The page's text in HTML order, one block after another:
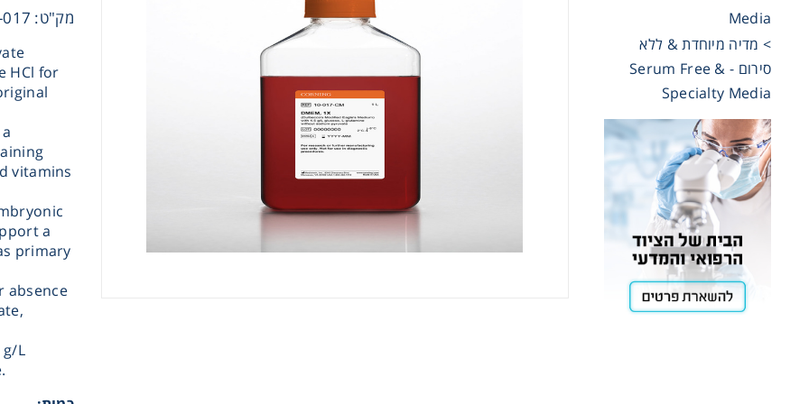
Media
> מדיה מיוחדת & ללא
סירום - Serum Free &
Specialty Media
מק"ט: 10-017-CM
HCl for
vitamins
a
primary
absence
g/L
Cooling
Instrumentation
Microscopy